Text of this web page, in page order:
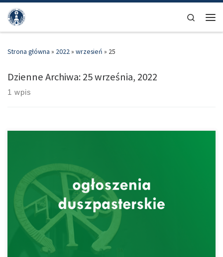
Przejdź do treści
Search
Strona główna » 2022» wrzesień » 25
Dzienne Archiwa:25 września, 2022
1 wpis
OGŁOSZENIA DUSZPASTERSKIE Na 16. Niedzielę po zesłaniu Ducha Św.
25 września 2022 r. W naszym kościele trwają prace związane z
regotyzacją świątyni. Jak widać, budowa ołtarza jest już na bardzo
zaawansowanym etapie. Składam serdeczne „Bóg zapłać”
Wszystkim, którzy wspierają finansowo tę inwestycję. Przy wyjściu z
kościoła, na ostatniej ławce jest ustawiona puszka, do której również
można składać ofiary. Proszę […]